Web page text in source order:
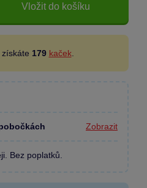
Vložit do košíku
179 kaček.
Zobrazit
Bez poplatků.